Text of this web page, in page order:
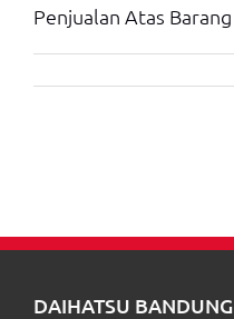
Penjualan Atas
DAIHATSU BANDUNG